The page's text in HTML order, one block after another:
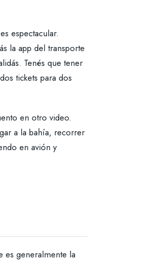
espectacular.
la app del transporte
Tenés que tener
tickets para dos
en otro video.
a la bahía, recorrer
en avión y
es generalmente la